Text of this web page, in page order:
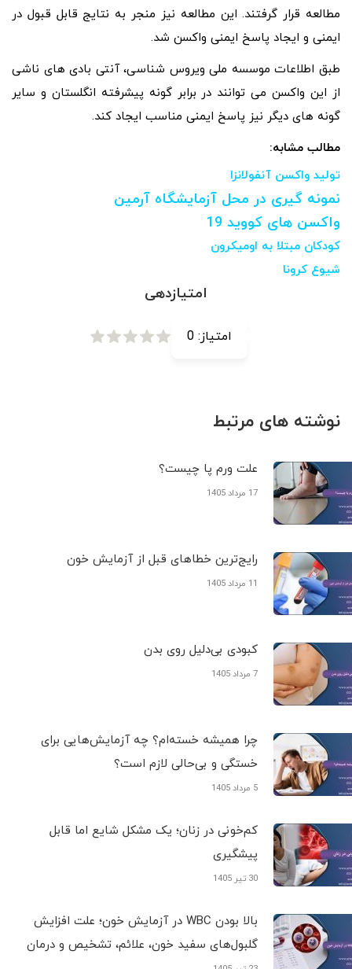
مطالعه قرار گرفتند. این مطالعه نیز منجر به نتایج قابل قبول در
ایمنی و ایجاد پاسخ ایمنی واکسن شد.
طبق اطلاعات موسسه ملی ویروس شناسی، آنتی بادی‌ های ناشی
از این واکسن می‌ توانند در برابر گونه پیشرفته انگلستان و سایر
گونه‌ های دیگر نیز پاسخ ایمنی مناسب ایجاد کند.
مطالب مشابه:
تولید واکسن آنفولانزا
نمونه گیری در محل آزمایشگاه آرمین
واکسن های کووید 19
کودکان مبتلا به اومیکرون
شیوع کرونا
امتیازدهی
امتیاز: 0
نوشته های مرتبط
علت ورم پا چیست؟
17 مرداد 1405
رایج‌ترین خطاهای قبل از آزمایش خون
11 مرداد 1405
کبودی‌ بی‌دلیل روی بدن
7 مرداد 1405
چرا همیشه خسته‌ام؟ چه آزمایش‌هایی برای
خستگی و بی‌حالی لازم است؟
5 مرداد 1405
کم‌خونی در زنان؛ یک مشکل شایع اما قابل
پیشگیری
30 تیر 1405
بالا بودن WBC در آزمایش خون؛ علت افزایش
گلبول‌های سفید خون، علائم، تشخیص و درمان